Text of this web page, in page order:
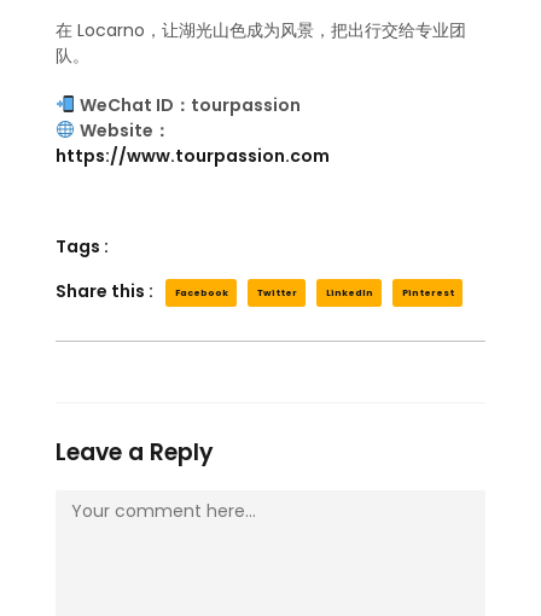
在 Locarno，让湖光山色成为风景，把出行交给专业团
队。
WeChat ID：tourpassion
Website：
https://www.tourpassion.com
Tags :
Share this :
Facebook Twitter LinkedIn Pinterest
Leave a Reply